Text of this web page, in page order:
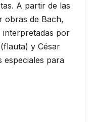
A partir de las
obras de Bach,
interpretadas por
y César
especiales para